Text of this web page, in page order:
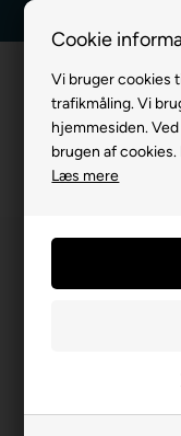
Cookie
Vi bruger cookies
trafikmåling. Vi
hjemmesiden.
brugen af
Læs mere